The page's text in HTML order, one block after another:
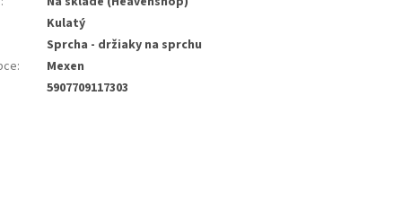
Kulatý
Sprcha - držiaky na sprchu
:
Mexen
5907709117303